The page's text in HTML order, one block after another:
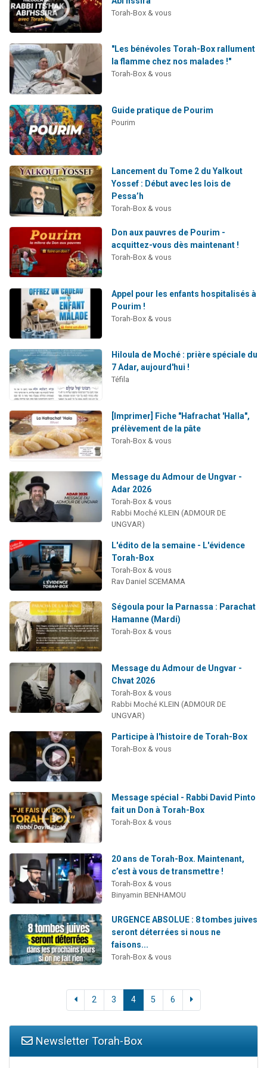
Il reste 49 places pour étudier en groupe sur Zoom
2 personnes viennent de nous rejoindre sur WhatsApp
2 nouvelles musiques dans Torah-Box Music
Torah-Box & vous
"Les bénévoles Torah-Box rallument
la flamme chez nos malades !"
Torah-Box & vous
Guide pratique de Pourim
Pourim
Lancement du Tome 2 du Yalkout
Yossef : Début avec les lois de
Pessa’h
Torah-Box & vous
Don aux pauvres de Pourim -
acquittez-vous dès maintenant !
Torah-Box & vous
Appel pour les enfants hospitalisés à
Pourim !
Torah-Box & vous
Hiloula de Moché : prière spéciale du
7 Adar, aujourd'hui !
Téfila
[Imprimer] Fiche "Hafrachat 'Halla",
prélèvement de la pâte
Torah-Box & vous
Message du Admour de Ungvar -
Adar 2026
Torah-Box & vous
Rabbi Moché KLEIN (ADMOUR DE
UNGVAR)
L'édito de la semaine - L'évidence
Torah-Box
Torah-Box & vous
Rav Daniel SCEMAMA
Ségoula pour la Parnassa : Parachat
Hamanne (Mardi)
Torah-Box & vous
Message du Admour de Ungvar -
Chvat 2026
Torah-Box & vous
Rabbi Moché KLEIN (ADMOUR DE
UNGVAR)
Participe à l'histoire de Torah-Box
Torah-Box & vous
Message spécial - Rabbi David Pinto
fait un Don à Torah-Box
Torah-Box & vous
20 ans de Torah-Box. Maintenant,
c’est à vous de transmettre !
Torah-Box & vous
Binyamin BENHAMOU
URGENCE ABSOLUE : 8 tombes juives
seront déterrées si nous ne
faisons...
Torah-Box & vous
2 3 4 5 6
Newsletter Torah-Box